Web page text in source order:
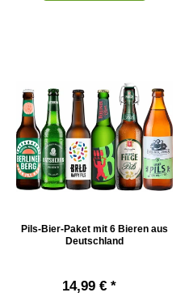
Pils-Bier-Paket mit 6 Bieren aus
Deutschland
14,99 € *